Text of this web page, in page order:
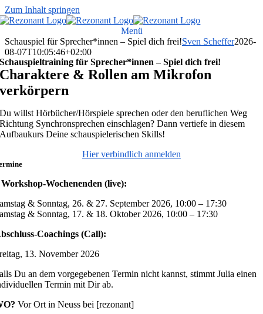
Zum Inhalt springen
Menü
Schauspiel für Sprecher*innen – Spiel dich frei!Sven Scheffer2026-
08-07T10:05:46+02:00
Schauspieltraining für Sprecher*innen – Spiel dich frei!
Charaktere & Rollen am Mikrofon
verkörpern
Du willst Hörbücher/Hörspiele sprechen oder den beruflichen Weg
Richtung Synchronsprechen einschlagen? Dann vertiefe in diesem
Aufbaukurs Deine schauspielerischen Skills!
Hier verbindlich anmelden
Workshop-Wochenenden (live):
& Sonntag, 26. & 27. September 2026, 10:00 – 17:30
& Sonntag, 17. & 18. Oktober 2026, 10:00 – 17:30
Coachings (Call):
13. November 2026
Du an dem vorgegebenen Termin nicht kannst, stimmt Julia einen
Termin mit Dir ab.
Vor Ort in Neuss bei [rezonant]